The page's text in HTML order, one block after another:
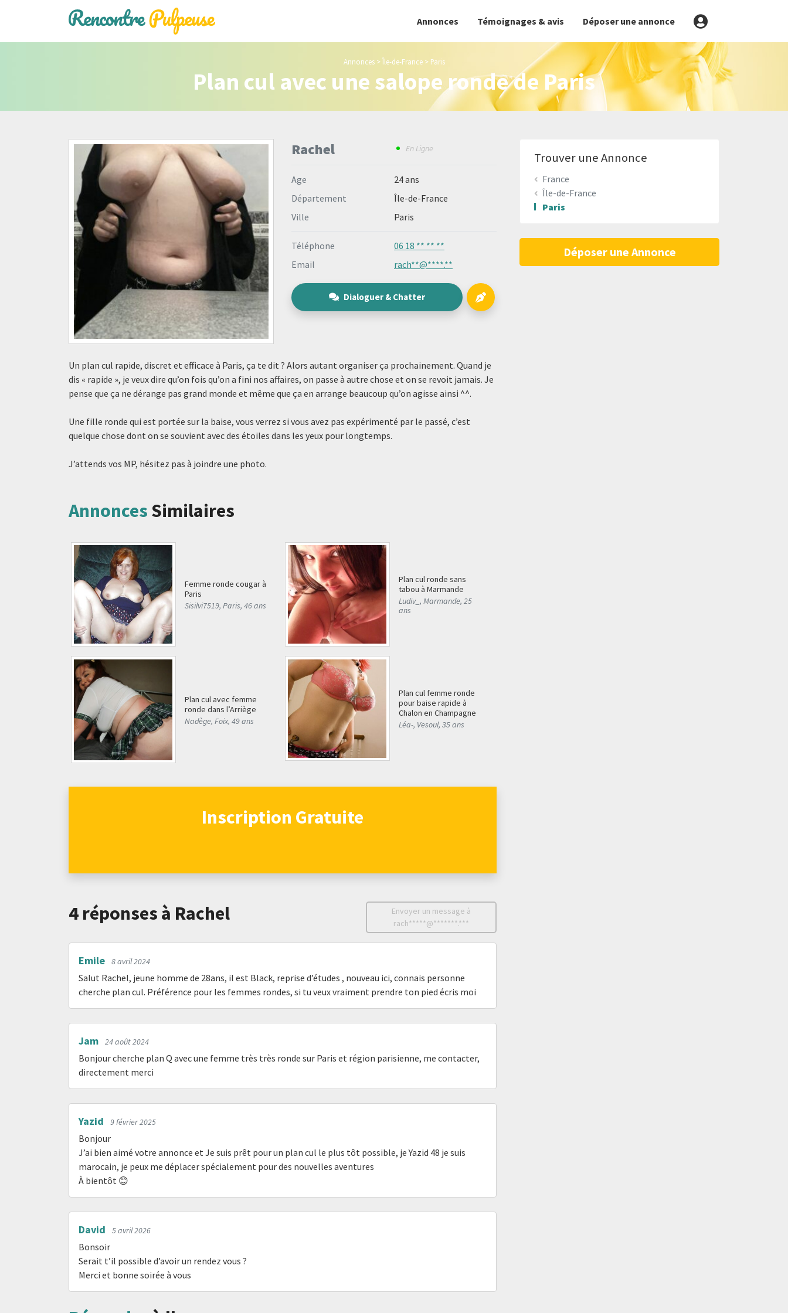
Annonces Témoignages & avis Déposer une annonce
Annonces>Île-de-France> Paris
Plan cul avec une salope ronde de Paris
Rachel En Ligne
Age
24 ans
Département
Île-de-France
Ville
Paris
Téléphone
06 18 ** ** **
Email
rach**@****.**
Dialoguer & Chatter
Un plan cul rapide, discret et efficace à Paris, ça te dit ? Alors autant organiser ça prochainement. Quand je
dis « rapide », je veux dire qu’on fois qu’on a fini nos affaires, on passe à autre chose et on se revoit jamais. Je
pense que ça ne dérange pas grand monde et même que ça en arrange beaucoup qu’on agisse ainsi ^^.
Une fille ronde qui est portée sur la baise, vous verrez si vous avez pas expérimenté par le passé, c’est
quelque chose dont on se souvient avec des étoiles dans les yeux pour longtemps.
J’attends vos MP, hésitez pas à joindre une photo.
Annonces Similaires
Femme ronde cougar à
Paris
Sisilvi7519, Paris, 46 ans
Plan cul ronde sans
tabou à Marmande
Ludiv_ , Marmande, 25
ans
Plan cul avec femme
ronde dans l’Arriège
Nadège, Foix, 49 ans
Plan cul femme ronde
pour baise rapide à
Chalon en Champagne
Léa-, Vesoul, 35 ans
Inscription Gratuite
4 réponses à Rachel
Envoyer un message à
rach*****@*******.***
Emile 8 avril 2024
Salut Rachel, jeune homme de 28ans, il est Black, reprise d’études , nouveau ici, connais personne
cherche plan cul. Préférence pour les femmes rondes, si tu veux vraiment prendre ton pied écris moi
Jam 24 août 2024
Bonjour cherche plan Q avec une femme très très ronde sur Paris et région parisienne, me contacter,
directement merci
Yazid 9 février 2025
Bonjour
J’ai bien aimé votre annonce et Je suis prêt pour un plan cul le plus tôt possible, je Yazid 48 je suis
marocain, je peux me déplacer spécialement pour des nouvelles aventures
À bientôt 😊
David 5 avril 2026
Bonsoir
Serait t’il possible d’avoir un rendez vous ?
Merci et bonne soirée à vous
Trouver une Annonce
France
Île-de-France
Paris
Déposer une Annonce